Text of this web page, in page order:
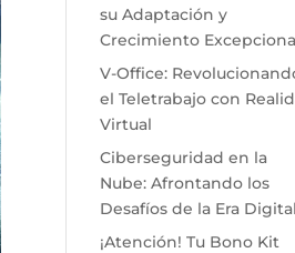
su Adaptación y
Crecimiento
V-Office:
el Teletrabajo con
Virtual
Ciberseguridad en la
Nube: Afrontando los
Desafíos de la Era Digital
¡Atención! Tu Bono Kit